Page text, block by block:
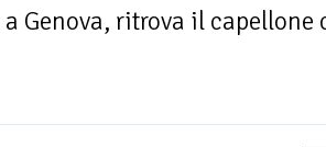
Genova, ritrova il capellone